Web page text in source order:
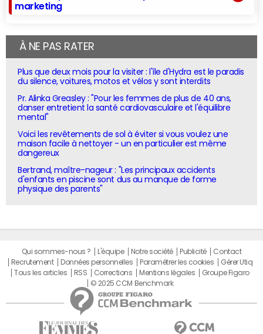
marketing
À NE PAS RATER
Plus que deux mois pour la visiter : l'île d'Hydra est le paradis
du silence, voitures, motos et vélos y sont interdits
Pr. Alinka Greasley : "Pour les femmes de plus de 40 ans,
danser entretient la santé cardiovasculaire et l'équilibre
mental"
Voici les revêtements de sol à éviter si vous voulez une
maison facile à nettoyer - un en particulier est même
dangereux
Bertrand, maître-nageur : "Les principaux accidents
d'enfants en piscine sont dus au manque de forme
physique des parents"
Qui sommes-nous ? L'équipe Notre société Publicité
Contact
Recrutement
Données personnelles Paramétrer les cookies
Gérer Utiq
Tous les articles
RSS Corrections Mentions légales
Groupe Figaro
© 2025 CCM Benchmark